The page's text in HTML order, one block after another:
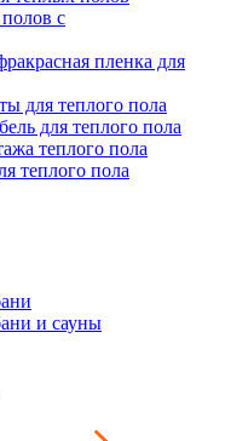
с
пленка для
для теплого пола
для теплого пола
теплого пола
теплого пола
и сауны